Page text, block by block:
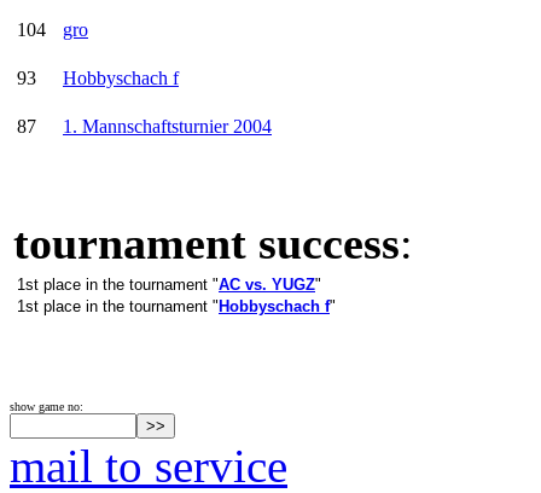
104 gro
93 Hobbyschach f
87 1. Mannschaftsturnier 2004
tournament success:
1st place in the tournament "AC vs. YUGZ"
1st place in the tournament " Hobbyschach f"
show game no:
mail to service